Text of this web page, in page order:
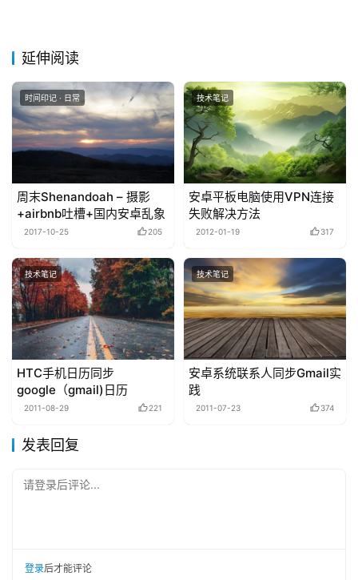
延伸阅读
时间印记 · 日常
周末Shenandoah – 摄影
+airbnb吐槽+国内安卓乱象
2017-10-25 205
技术笔记
安卓平板电脑使用VPN连接
失败解决方法
2012-01-19 317
技术笔记
HTC手机日历同步
google（gmail)日历
2011-08-29 221
技术笔记
安卓系统联系人同步Gmail实
践
2011-07-23 374
发表回复
请登录后评论...
登录后才能评论